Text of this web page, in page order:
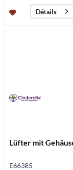
Détails
Lüfter mit
E66385